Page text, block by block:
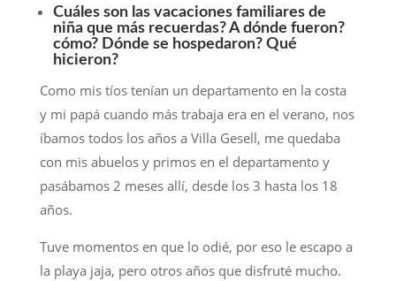
Cuáles son las vacaciones familiares de
niña que más recuerdas? A dónde fueron?
cómo? Dónde se hospedaron? Qué
hicieron?
Como mis tíos tenían un departamento en la costa
y mi papá cuando más trabaja era en el verano, nos
íbamos todos los años a Villa Gesell, me quedaba
con mis abuelos y primos en el departamento y
pasábamos 2 meses allí, desde los 3 hasta los 18
años.
Tuve momentos en que lo odié, por eso le escapo a
la playa jaja, pero otros años que disfruté mucho.